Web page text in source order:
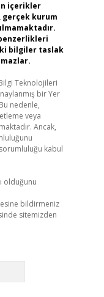
içerikler
gerçek kurum
bilgiler taslak
Teknolojileri
bir Yer
nedenle,
veya
Ancak,
kabul
olduğunu
bildirmeniz
sitemizden